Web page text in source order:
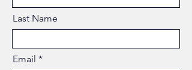
Last Name
Email